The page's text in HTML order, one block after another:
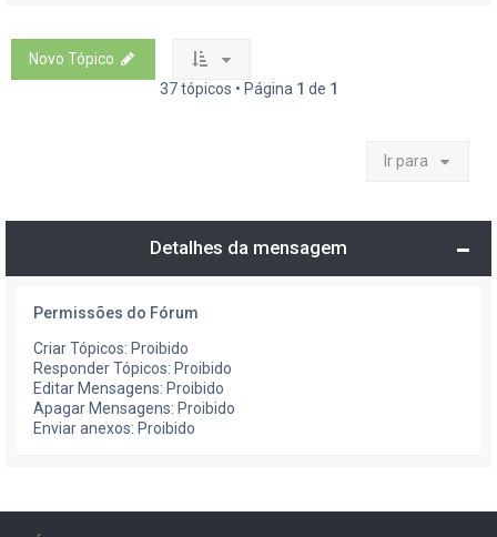
Novo Tópico
37 tópicos • Página 1 de 1
Ir para
Detalhes da mensagem
Permissões do Fórum
Criar Tópicos: Proibido
Responder Tópicos: Proibido
Editar Mensagens: Proibido
Apagar Mensagens: Proibido
Enviar anexos: Proibido